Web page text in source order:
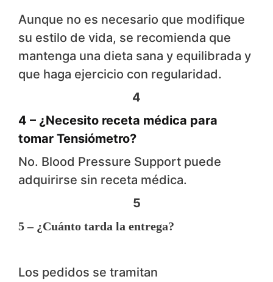
Aunque no es necesario que modifique
su estilo de vida, se recomienda que
mantenga una dieta sana y equilibrada y
que haga ejercicio con regularidad.
4
4 – ¿Necesito receta médica para
tomar Tensiómetro?
No. Blood Pressure Support puede
adquirirse sin receta médica.
5
5 – ¿Cuánto tarda la entrega?
Los pedidos se tramitan